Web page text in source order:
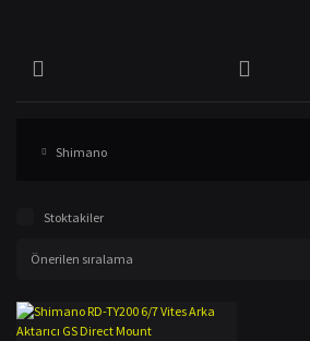
Shimano
Stoktakiler